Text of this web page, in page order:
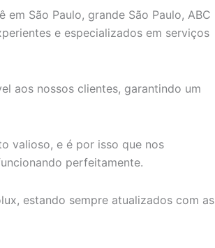
São Paulo, grande São Paulo, ABC
e especializados em serviços
aos nossos clientes, garantindo um
valioso, e é por isso que nos
perfeitamente.
estando sempre atualizados com as